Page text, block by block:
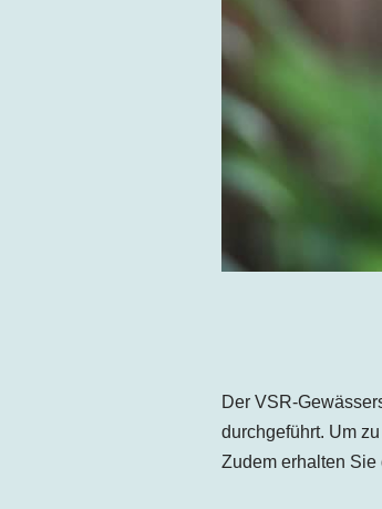
Der VSR-
durchgeführt. Um
Zudem erhalten Sie